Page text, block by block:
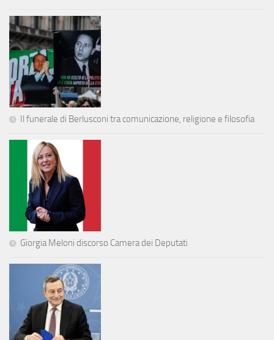
Il funerale di Berlusconi tra comunicazione, religione e filosofia
Giorgia Meloni discorso Camera dei Deputati